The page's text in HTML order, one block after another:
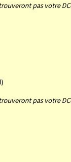
pas votre
pas votre